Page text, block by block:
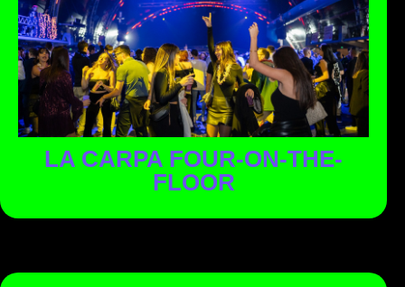
LA CARPA FOUR-ON-THE-
FLOOR
La Carpa, ubicada junto al espacio de picnic y con 600m2,
se convierte en el club de música electrónica ideal. En la
Fiesta de Fin de Año apostamos por el fenómeno global
de la cultura tecno, en la Carpa, la música se convierte en
el centro de todo.